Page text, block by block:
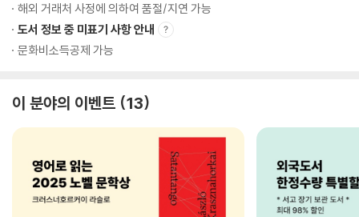
해외 거래처 사정에 의하여 품절/지연 가능
도서 정보 중 미표기 사항 안내
문화비소득공제 가능
이 분야의 이벤트 13